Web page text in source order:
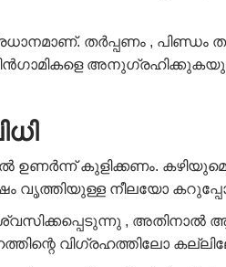
തർപ്പണം , പിണ്ഡം
കുളിക്കണം.
വൃത്തിയുള്ള നീലയോ കറുപ്പോ
, അതിനാൽ
വിഗ്രഹത്തിലോ